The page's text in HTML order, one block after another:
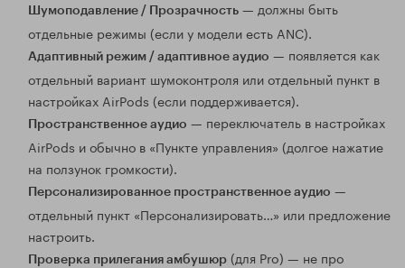
Шумоподавление / Прозрачность — должны быть
отдельные режимы (если у модели есть ANC).
Адаптивный режим / адаптивное аудио — появляется как
отдельный вариант шумоконтроля или отдельный пункт в
настройках AirPods (если поддерживается).
Пространственное аудио — переключатель в настройках
AirPods и обычно в «Пункте управления» (долгое нажатие
на ползунок громкости).
Персонализированное пространственное аудио —
отдельный пункт «Персонализировать…» или предложение
настроить.
Проверка прилегания амбушюр (для Pro) — не про